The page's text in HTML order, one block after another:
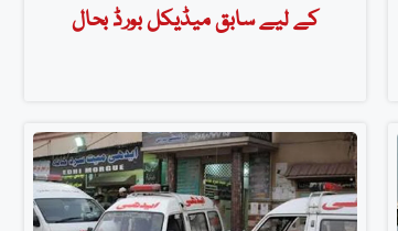
کے لیے سابق میڈیکل بورڈ بحال